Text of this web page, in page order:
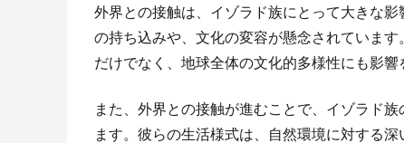
外界との接触は、イゾラド族にとって大きな
の持ち込みや、文化の変容が懸念されていま
だけでなく、地球全体の文化的多様性にも影響
また、外界との接触が進むことで、イゾラド
ます。彼らの生活様式は、自然環境に対する